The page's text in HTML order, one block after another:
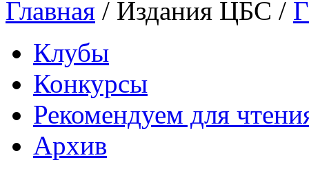
Главная / Издания ЦБС /
Клубы
Конкурсы
Рекомендуем для
Архив